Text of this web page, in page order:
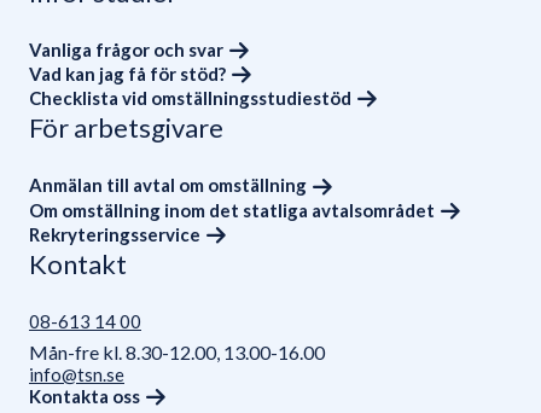
Vanliga frågor och svar
Vad kan jag få för stöd?
Checklista vid omställningsstudiestöd
För arbetsgivare
Anmälan till avtal om omställning
Om omställning inom det statliga avtalsområdet
Rekryteringsservice
Kontakt
08-613 14 00
Mån-fre kl. 8.30-12.00, 13.00-16.00
info@tsn.se
Kontakta oss